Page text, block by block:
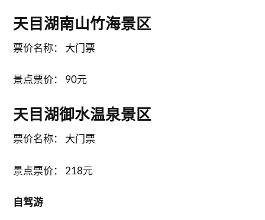
天目湖南山竹海景区
票价名称： 大门票
景点票价： 90元
天目湖御水温泉景区
票价名称： 大门票
景点票价： 218元
自驾游